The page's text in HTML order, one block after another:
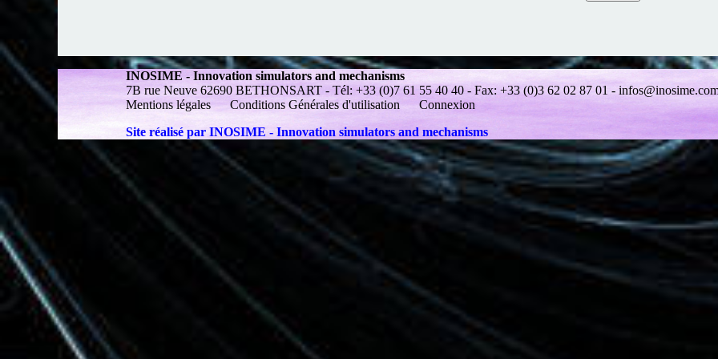
INOSIME - Innovation simulators and mechanisms
7B rue Neuve 62690 BETHONSART - Tél: +33 (0)7 61 55 40 40 - Fax: +33 (0)3 62 02 87 01 -
Mentions légales
Conditions Générales d'utilisation
Connexion
Site réalisé par INOSIME - Innovation simulators and mechanisms